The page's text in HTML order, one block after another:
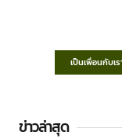
เป็นเพื่อนกับเร
ข่าวล่าสุด